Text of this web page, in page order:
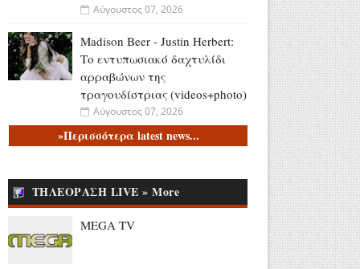
Αύγουστος 07, 2026
Madison Beer - Justin Herbert:
Το εντυπωσιακό δαχτυλίδι
αρραβώνων της
τραγουδίστριας (videos+photo)
Αύγουστος 07, 2026
Ελένη Φωτοπούλου για Άκη
άγγελος όσων έχουν την τύχη
να βρίσκονται κοντά του»
Αύγουστος 06, 2026
»Περισσότερα latest news...
ΤΗΛΕΟΡΑΣΗ LIVE » More
MEGA TV